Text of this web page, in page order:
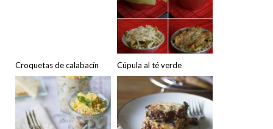
Croquetas de calabacín Cúpula al té verde